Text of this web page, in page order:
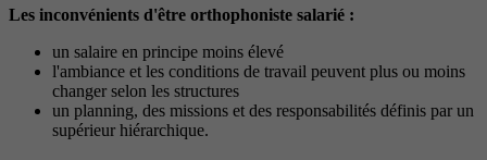
Les inconvénients d'être orthophoniste salarié :
un salaire en principe moins élevé
l'ambiance et les conditions de travail peuvent plus ou moins
changer selon les structures
un planning, des missions et des responsabilités définis par un
supérieur hiérarchique.